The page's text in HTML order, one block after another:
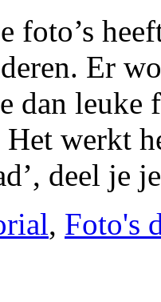
foto’s
Er
dan leuke
Het werkt
deel je
, Foto's